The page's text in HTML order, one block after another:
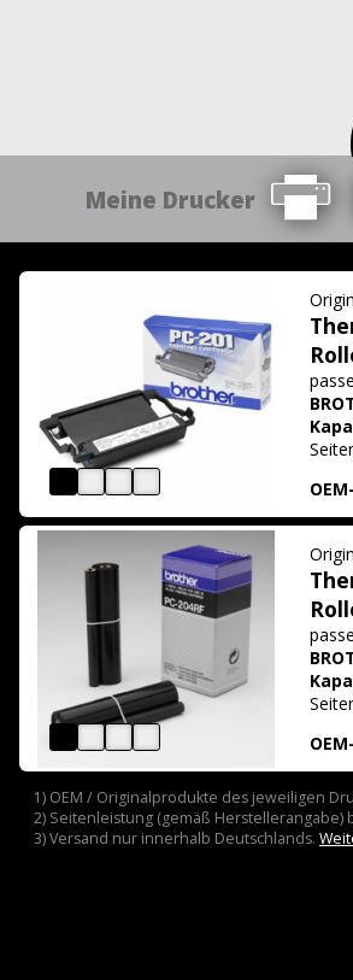
Meine Drucker
1) OEM / Originalprodukte des jeweiligen
2) Seitenleistung (gemäß Herstellerangabe)
3) Versand nur innerhalb Deutschlands.